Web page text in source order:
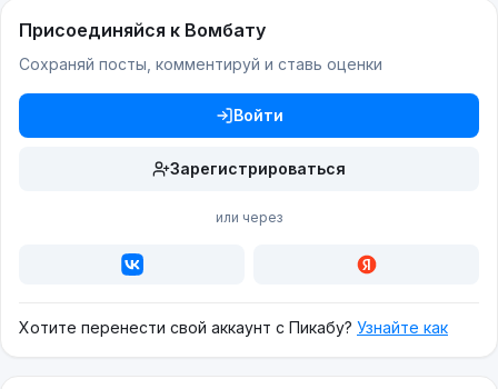
Присоединяйся к Вомбату
Сохраняй посты, комментируй и ставь оценки
Войти
Зарегистрироваться
или через
Хотите перенести свой аккаунт с Пикабу? Узнайте как